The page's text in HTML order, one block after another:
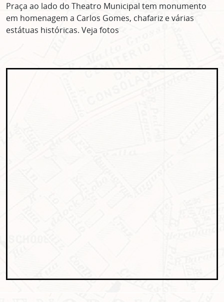
Praça ao lado do Theatro Municipal tem monumento
em homenagem a Carlos Gomes, chafariz e várias
estátuas históricas. Veja fotos